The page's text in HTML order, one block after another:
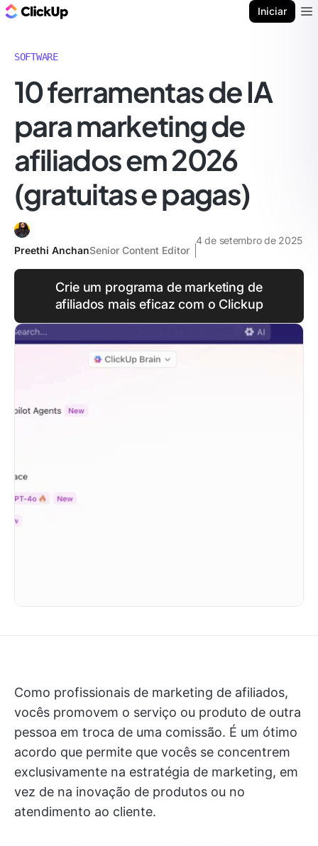
Iniciar
SOFTWARE
10 ferramentas de IA
para marketing de
afiliados em 2026
(gratuitas e pagas)
Preethi AnchanSenior Content Editor
4 de setembro de 2025
Crie um programa de marketing de
afiliados mais eficaz com o Clickup
Como profissionais de marketing de afiliados,
vocês promovem o serviço ou produto de outra
pessoa em troca de uma comissão. É um ótimo
acordo que permite que vocês se concentrem
exclusivamente na estratégia de marketing, em
vez de na inovação de produtos ou no
atendimento ao cliente.